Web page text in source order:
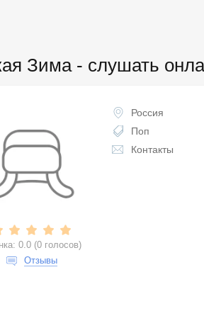
Зима - слушать
0.0 (0 голосов)
Отзывы
Россия
Поп
Контакты